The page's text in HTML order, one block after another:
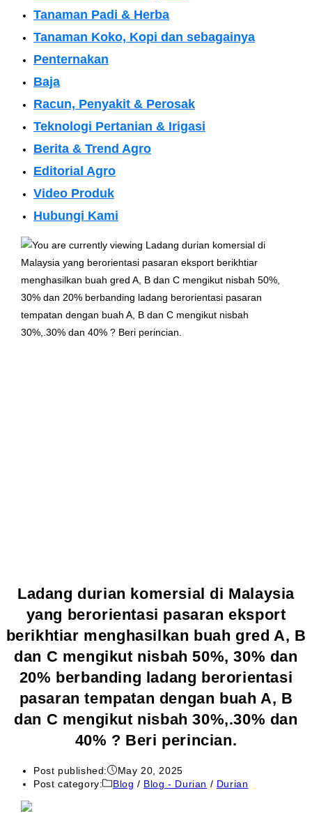
Tanaman Padi & Herba
Tanaman Koko, Kopi dan sebagainya
Penternakan
Baja
Racun, Penyakit & Perosak
Teknologi Pertanian & Irigasi
Berita & Trend Agro
Editorial Agro
Video Produk
Hubungi Kami
Ladang durian komersial di Malaysia
yang berorientasi pasaran eksport
berikhtiar menghasilkan buah gred A, B
dan C mengikut nisbah 50%, 30% dan
20% berbanding ladang berorientasi
pasaran tempatan dengan buah A, B
dan C mengikut nisbah 30%,.30% dan
40% ? Beri perincian.
Post published:
May 20, 2025
Post category:
Blog / Blog - Durian / Durian